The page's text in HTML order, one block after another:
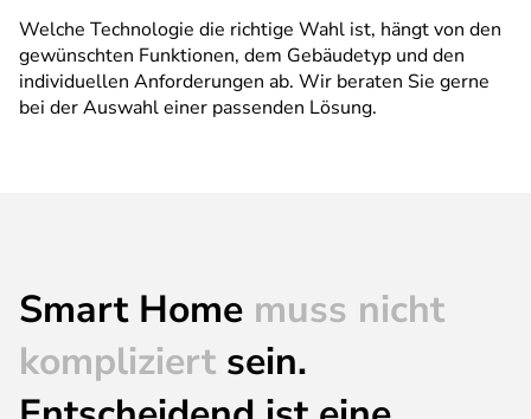
Welche Technologie die richtige Wahl ist, hängt von den
gewünschten Funktionen, dem Gebäudetyp und den
individuellen Anforderungen ab. Wir beraten Sie gerne
bei der Auswahl einer passenden Lösung.
Smart Home muss nicht
kompliziert sein.